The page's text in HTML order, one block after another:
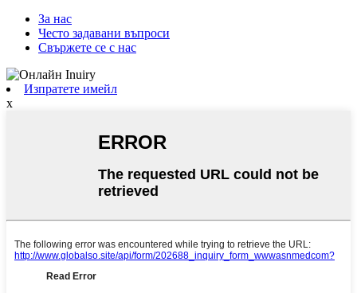
За нас
Често задавани въпроси
Свържете се с нас
Изпратете имейл
x